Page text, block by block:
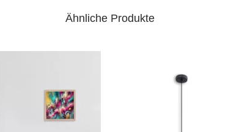
Ähnliche Produkte